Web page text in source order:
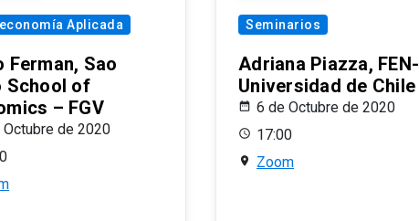
Aplicada
Ferman, Sao
School of
– FGV
Octubre de 2020
Seminarios
Adriana Piazza, FEN-
Universidad de Chile
6 de Octubre de 2020
17:00
Zoom